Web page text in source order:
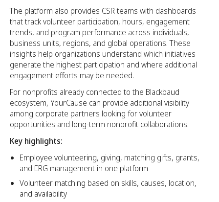
The platform also provides CSR teams with dashboards
that track volunteer participation, hours, engagement
trends, and program performance across individuals,
business units, regions, and global operations. These
insights help organizations understand which initiatives
generate the highest participation and where additional
engagement efforts may be needed.
For nonprofits already connected to the Blackbaud
ecosystem, YourCause can provide additional visibility
among corporate partners looking for volunteer
opportunities and long-term nonprofit collaborations.
Key highlights:
Employee volunteering, giving, matching gifts, grants,
and ERG management in one platform
Volunteer matching based on skills, causes, location,
and availability